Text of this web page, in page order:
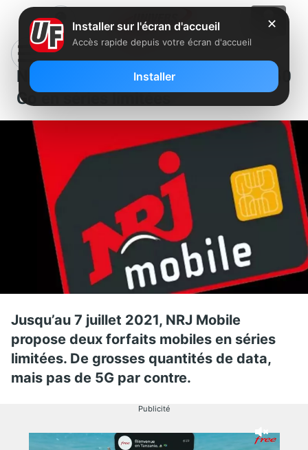
NRJ Mobile : deux forfaits 60 et 150
Go en séries limitées
Jusqu’au 7 juillet 2021, NRJ Mobile
propose deux forfaits mobiles en séries
limitées. De grosses quantités de data,
mais pas de 5G par contre.
Publicité
✕
Installer sur l'écran d'accueil
Accès rapide depuis votre écran d'accueil
Installer